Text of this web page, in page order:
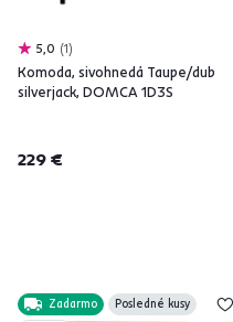
5,0 1
Komoda, sivohnedá Taupe/dub
silverjack, DOMCA 1D3S
229 €
Zadarmo
Posledné kusy